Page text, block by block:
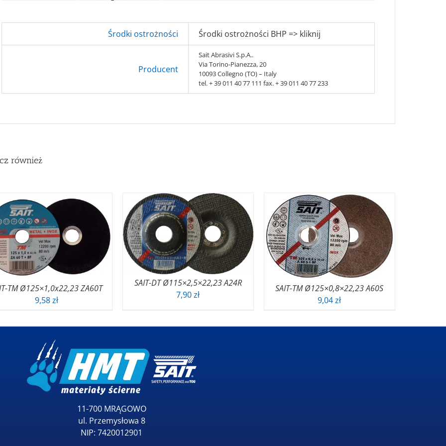
Środki ostrożności Środki ostrożności BHP => kliknij
Producent
Sait Abrasivi S.p.A..
Via Torino-Pianezza, 20
10093 Collegno (TO) – Italy
tel. + 39 011 40 77 111 fax. + 39 011 40 77 233
również
TM Ø125×1,0x22,23 ZA60T
9,58zł
SAIT-DT Ø115×2,5×22,23 A24R
7,90zł
SAIT-TM Ø125×0,8×22,23 A60S
9,04zł
11-700 MRĄGOWO
ul. Przemysłowa 8
NIP: 7420012901